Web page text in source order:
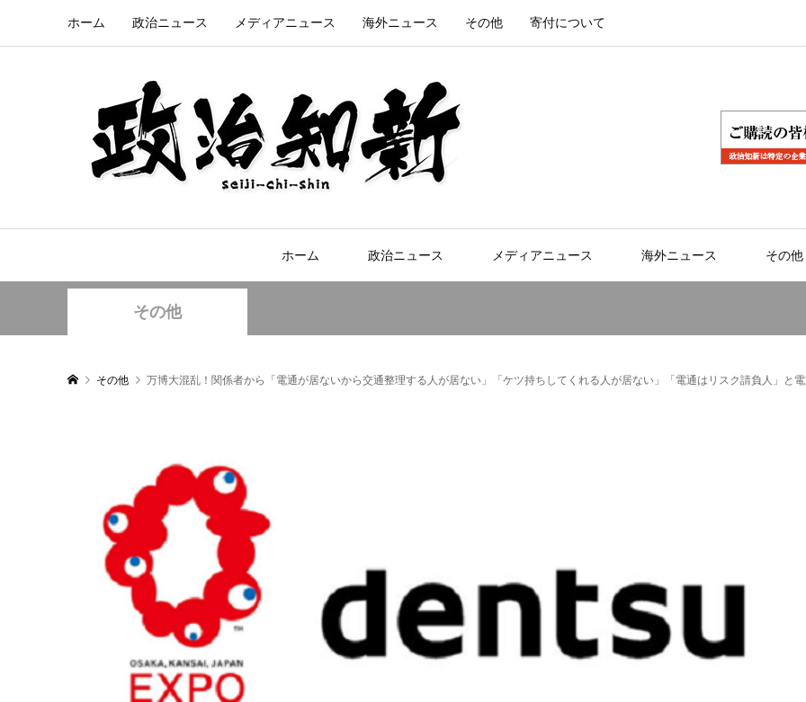
ホーム 政治ニュース メディアニュース 海外ニュース その他 寄付について
ホーム 政治ニュース メディアニュース 海外ニュース その他
その他
その他 万博大混乱！関係者から「電通が居ないから交通整理する人が居ない」「ケツ持ちしてくれる人が居ない」「電通はリスク請負人」と